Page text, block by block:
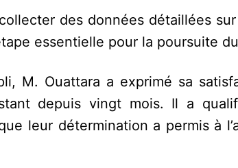
des données détaillées
essentielle pour la poursuite
M. Ouattara a exprimé sa
depuis vingt mois. Il a
leur détermination a permis à